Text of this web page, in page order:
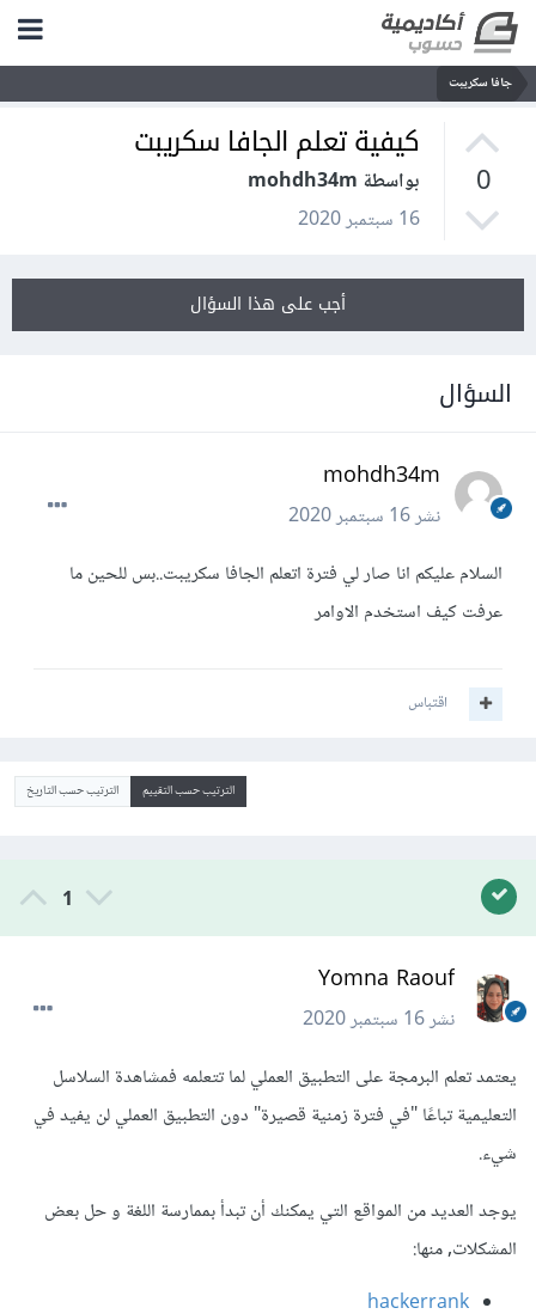
جافا سكريبت
0
كيفية تعلم الجافا سكريبت
بواسطة mohdh34m
16 سبتمبر 2020
أجب على هذا السؤال
السؤال
mohdh34m
نشر16 سبتمبر 2020
السلام عليكم انا صار لي فترة اتعلم الجافا سكريبت..بس للحين ما
عرفت كيف استخدم الاوامر
اقتباس
الترتيب حسب التقييم الترتيب حسب التاريخ
1
Yomna Raouf
نشر16 سبتمبر 2020
يعتمد تعلم البرمجة على التطبيق العملي لما تتعلمه فمشاهدة السلاسل
التعليمية تباعًا "في فترة زمنية قصيرة" دون التطبيق العملي لن يفيد في
شيء.
يوجد العديد من المواقع التي يمكنك أن تبدأ بممارسة اللغة و حل بعض
المشكلات, منها:
hackerrank